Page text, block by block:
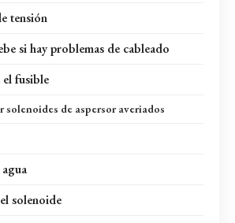
tensión
si hay problemas de cableado
el fusible
solenoides de aspersor averiados
solenoide